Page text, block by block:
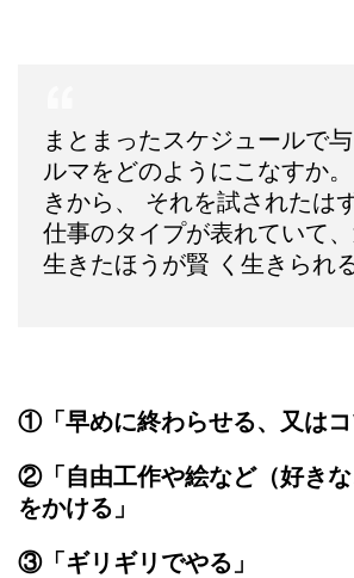
まとまったスケジュールで
ルマをどのようにこなすか
きから、 それを試されたは
仕事のタイプが表れていて
生きたほうが賢 く生きられる
①「早めに終わらせる、又はコ
②「自由工作や絵など（好きな
をかける」
③「ギリギリでやる」